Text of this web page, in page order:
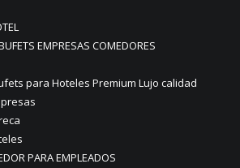
EMPRESAS COMEDORES
para Hoteles Premium Lujo calidad
PARA EMPLEADOS